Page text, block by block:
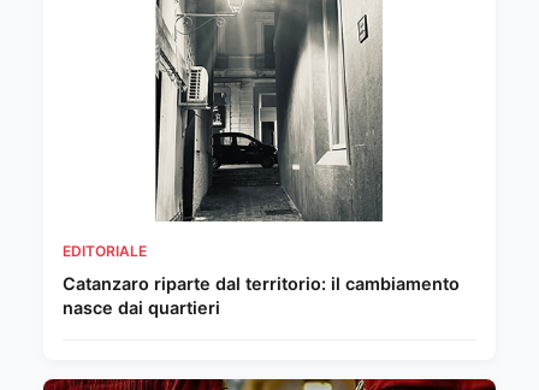
EDITORIALE
Catanzaro riparte dal territorio: il cambiamento
nasce dai quartieri